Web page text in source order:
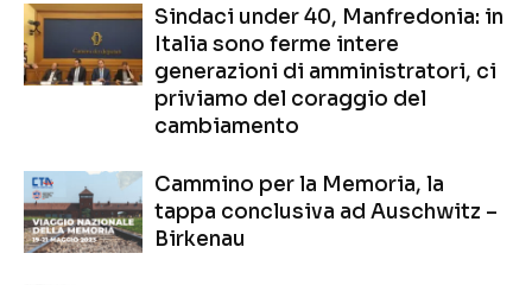
Sindaci under 40, Manfredonia: in
Italia sono ferme intere
generazioni di amministratori, ci
priviamo del coraggio del
cambiamento
Cammino per la Memoria, la
tappa conclusiva ad Auschwitz –
Birkenau